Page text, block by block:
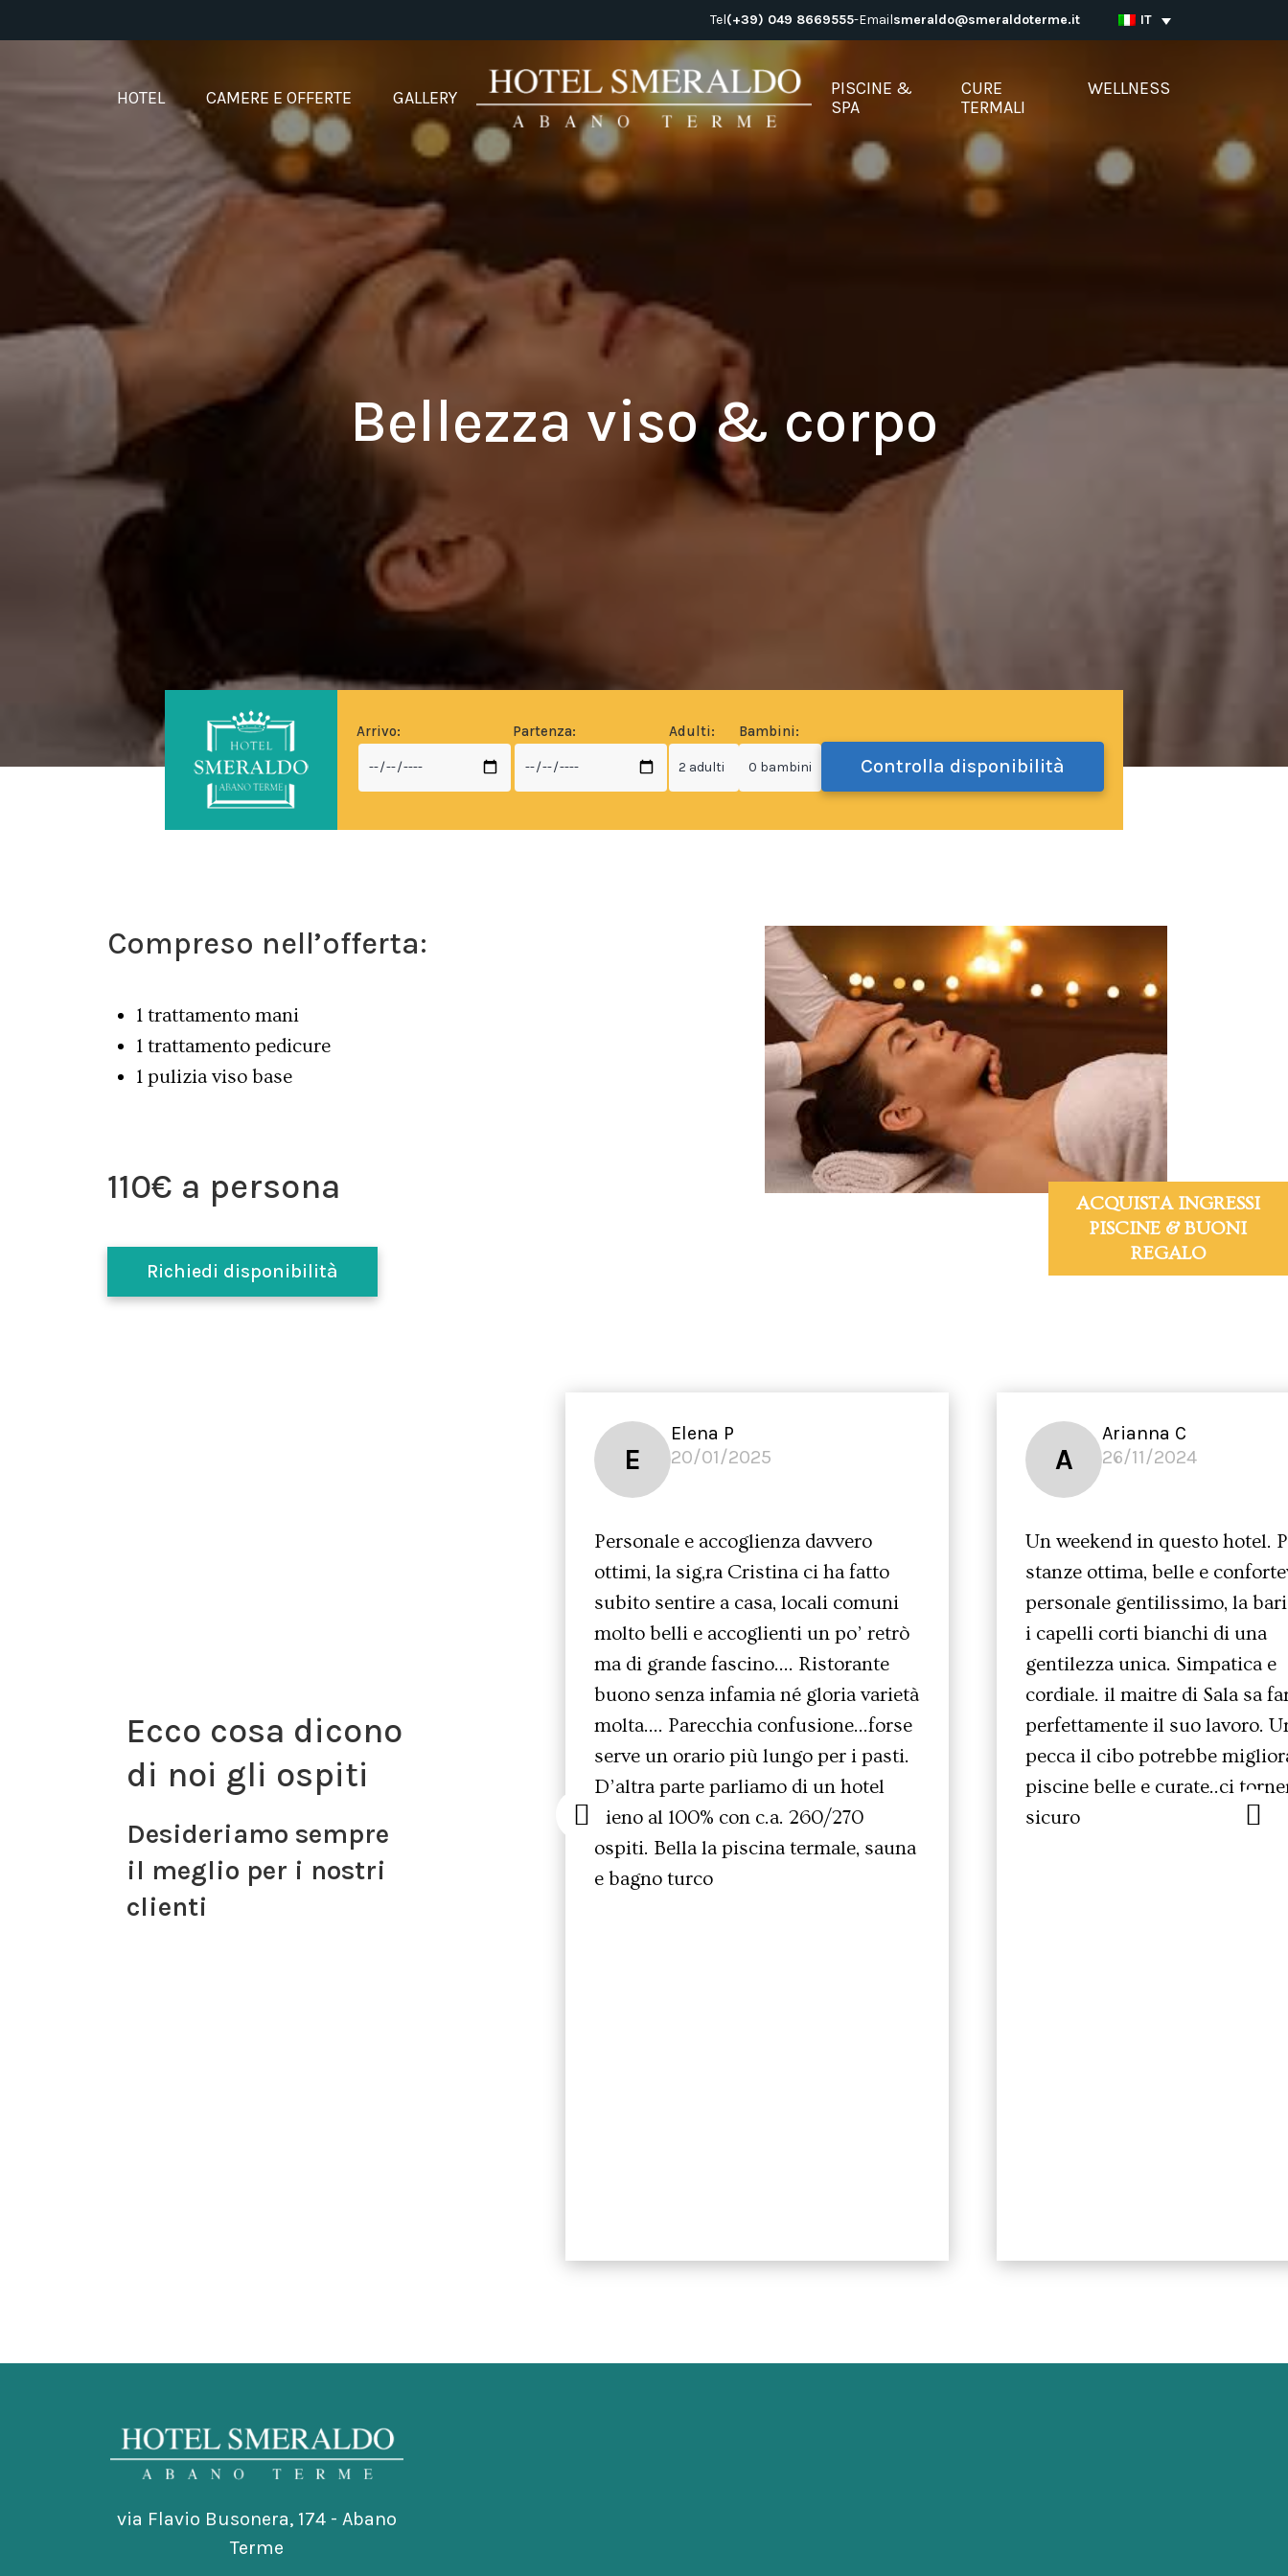
al
ACQUISTA INGRESSI
PISCINE & BUONI
REGALO
Tel(+39) 049 8669555-Emailsmeraldo@smeraldoterme.it IT
HOTEL CAMERE E OFFERTE GALLERY
PISCINE &
SPA
CURE
TERMALI
WELLNESS
Bellezza viso & corpo
Arrivo: Partenza: Adulti: Bambini:
Compreso nell’offerta:
1 trattamento mani
1 trattamento pedicure
1 pulizia viso base
110€ a persona
Richiedi disponibilità
Ecco cosa dicono
di noi gli ospiti
Desideriamo sempre
il meglio per i nostri
clienti
E
Elena P
20/01/2025
Personale e accoglienza davvero
ottimi, la sig,ra Cristina ci ha fatto
subito sentire a casa, locali comuni
molto belli e accoglienti un po’ retrò
ma di grande fascino…. Ristorante
buono senza infamia né gloria varietà
molta…. Parecchia confusione…forse
serve un orario più lungo per i pasti.
D’altra parte parliamo di un hotel
pieno al 100% con c.a. 260/270
ospiti. Bella la piscina termale, sauna
e bagno turco
A
Arianna C
26/11/2024
Un weekend in questo hotel.
stanze ottima, belle e
personale gentilissimo, la
i capelli corti bianchi di una
gentilezza unica. Simpatica e
cordiale. il maitre di Sala sa
perfettamente il suo lavoro.
pecca il cibo potrebbe
piscine belle e curate..ci
sicuro
via Flavio Busonera, 174 - Abano
Terme